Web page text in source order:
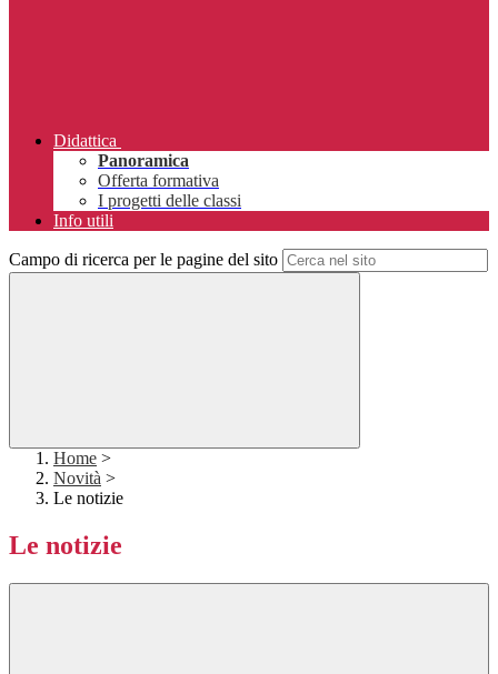
Didattica
Panoramica
Offerta formativa
I progetti delle classi
Info utili
Campo di ricerca per le pagine del sito
Home >
Novità >
Le notizie
Le notizie